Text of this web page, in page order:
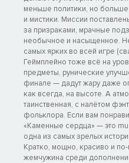
меньше политики, но
и мистики. Миссии
за призраками, мрачные
необычное и насыщенное.
самых ярких во всей игре
Геймплейно тоже всё на
предметы, рунические
финале — дадут жару даже
как всегда, на высоте. А
таинственная, с налётом
фольклора. Если вам
«Каменные сердца» — это
одна из самых зрелых
Кратко, мощно, красиво и
жемчужина среди